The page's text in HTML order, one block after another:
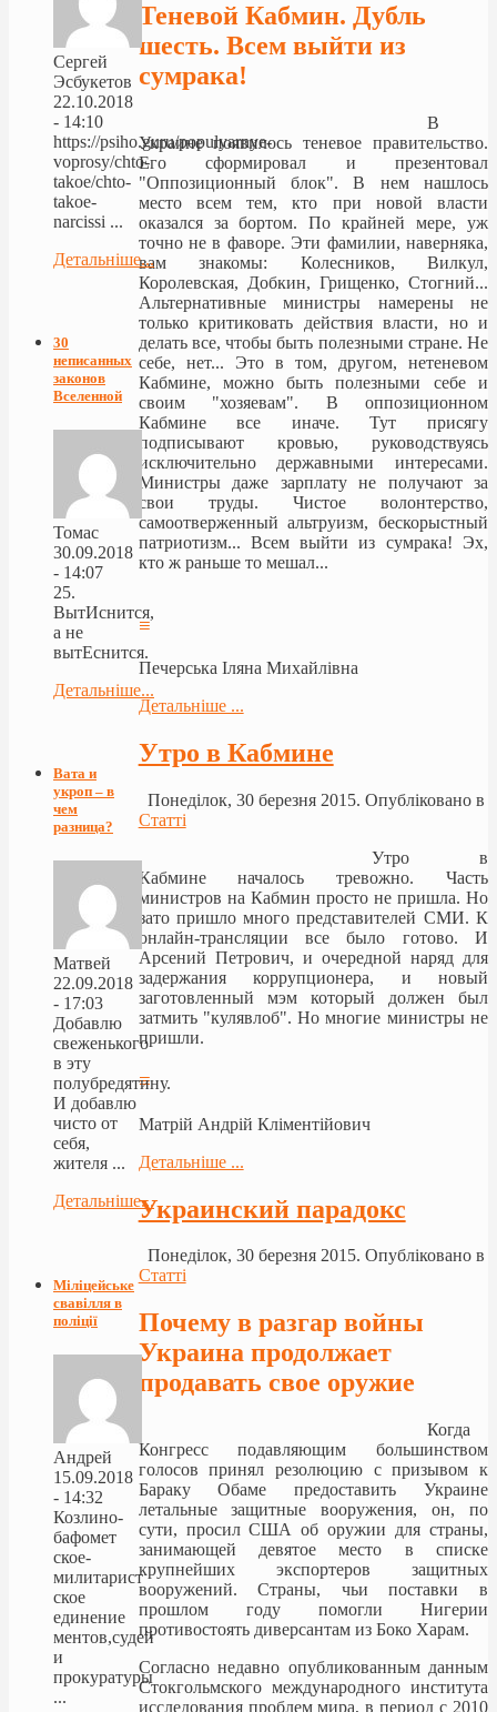
Теневой Кабмин. Дубль
шесть. Всем выйти из
сумрака!
В
Украине появилось теневое правительство.
Его сформировал и презентовал
"Оппозиционный блок". В нем нашлось
место всем тем, кто при новой власти
оказался за бортом. По крайней мере, уж
точно не в фаворе. Эти фамилии, наверняка,
вам знакомы: Колесников, Вилкул,
Королевская, Добкин, Грищенко, Стогний...
Альтернативные министры намерены не
только критиковать действия власти, но и
делать все, чтобы быть полезными стране. Не
себе, нет... Это в том, другом, нетеневом
Кабмине, можно быть полезными себе и
своим "хозяевам". В оппозиционном
Кабмине все иначе. Тут присягу
подписывают кровью, руководствуясь
исключительно державными интересами.
Министры даже зарплату не получают за
свои труды. Чистое волонтерство,
самоотверженный альтруизм, бескорыстный
патриотизм... Всем выйти из сумрака! Эх,
кто ж раньше то мешал...
≡
Печерська Іляна Михайлівна
Детальніше ...
Утро в Кабмине
Понеділок, 30 березня 2015. Опубліковано в
Статті
Утро в
Кабмине началось тревожно. Часть
министров на Кабмин просто не пришла. Но
зато пришло много представителей СМИ. К
онлайн-трансляции все было готово. И
Арсений Петрович, и очередной наряд для
задержания коррупционера, и новый
заготовленный мэм который должен был
затмить "кулявлоб". Но многие министры не
пришли.
≡
Матрій Андрій Кліментійович
Детальніше ...
Украинский парадокс
Понеділок, 30 березня 2015. Опубліковано в
Статті
Почему в разгар войны
Украина продолжает
продавать свое оружие
Когда
Конгресс подавляющим большинством
голосов принял резолюцию с призывом к
Бараку Обаме предоставить Украине
летальные защитные вооружения, он, по
сути, просил США об оружии для страны,
занимающей девятое место в списке
крупнейших экспортеров защитных
вооружений. Страны, чьи поставки в
прошлом году помогли Нигерии
противостоять диверсантам из Боко Харам.
Согласно недавно опубликованным данным
Стокгольмского международного института
исследования проблем мира, в период с 2010
Сергей
Эсбукетов
22.10.2018
- 14:10
https://psiho.guru/populyarnye-
voprosy/chto-
takoe/chto-
takoe-
narcissi ...
Детальніше...
30
неписанных
законов
Вселенной
Томас
30.09.2018
- 14:07
25.
ВытИснится,
а не
вытЕснится.
Детальніше...
Вата и
укроп – в
чем
разница?
Матвей
22.09.2018
- 17:03
Добавлю
свеженького
в эту
полубредятину.
И добавлю
чисто от
себя,
жителя ...
Детальніше...
Міліцейське
свавілля в
поліції
Андрей
15.09.2018
- 14:32
Козлино-
бафомет
ское-
милитарист
ское
единение
ментов,судей
и
прокуратуры
...